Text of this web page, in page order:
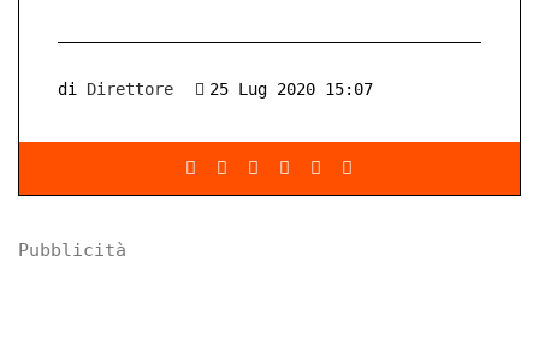
di Direttore 25 Lug 2020 15:07
Pubblicità